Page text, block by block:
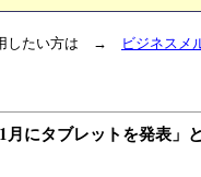
したい方は →
ビジネスメ
月にタブレットを発表」